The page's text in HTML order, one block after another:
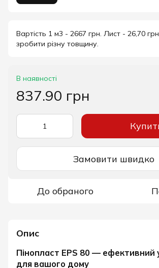
Вартість 1 м3 - 2667 грн. Лист - 26,70
зробити різну товщину.
В наявності
837.90 грн
Замовити швидко
До обраного
Опис
Пінопласт EPS 80 — ефективний
для вашого дому